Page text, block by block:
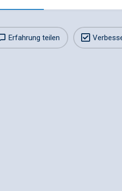
Erfahrung teilen